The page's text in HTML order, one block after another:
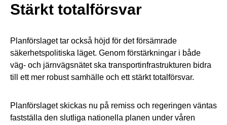
Stärkt totalförsvar
Planförslaget tar också höjd för det försämrade
säkerhetspolitiska läget. Genom förstärkningar i både
väg- och järnvägsnätet ska transportinfrastrukturen bidra
till ett mer robust samhälle och ett stärkt totalförsvar.
Planförslaget skickas nu på remiss och regeringen väntas
fastställa den slutliga nationella planen under våren